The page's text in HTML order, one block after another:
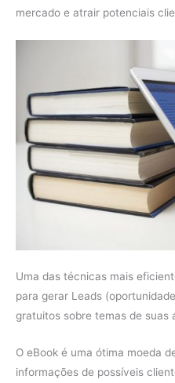
mercado e atrair potenciais
Uma das técnicas mais
para gerar Leads
gratuitos sobre temas de suas
O eBook é uma ótima moeda
informações de possíveis